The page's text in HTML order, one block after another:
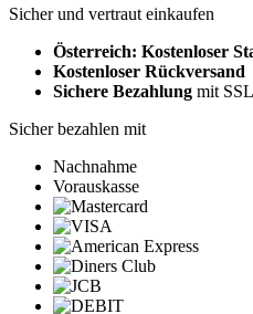
Sicher und vertraut einkaufen
Österreich: Kostenloser
Kostenloser Rückversand
Sichere Bezahlung mit
Sicher bezahlen mit
Nachnahme
Vorauskasse